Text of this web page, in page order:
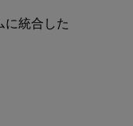
に統合した